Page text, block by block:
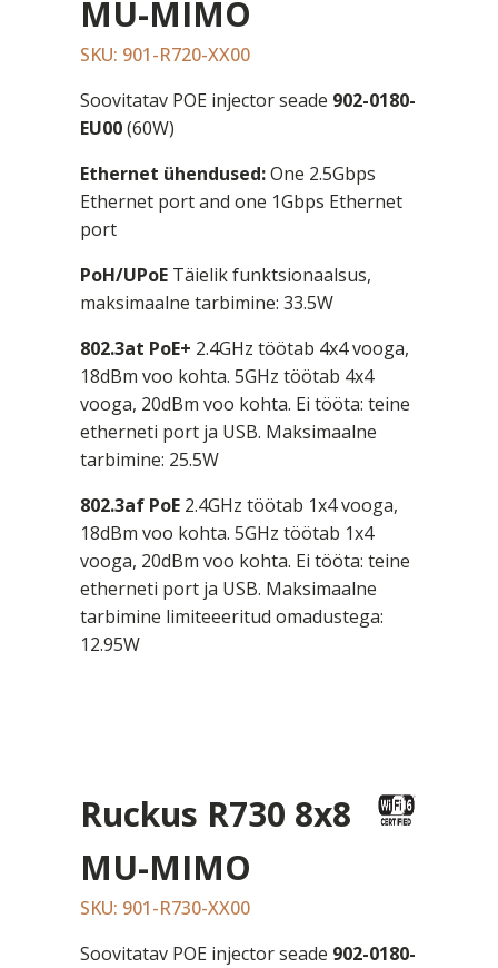
MU-MIMO
SKU: 901-R720-XX00
Soovitatav POE injector seade 902-0180-
EU00(60W)
Ethernet ühendused:One 2.5Gbps
Ethernet port and one 1Gbps Ethernet
port
PoH/UPoE Täielik funktsionaalsus,
maksimaalne tarbimine: 33.5W
802.3at PoE+ 2.4GHz töötab 4x4 vooga,
18dBm voo kohta. 5GHz töötab 4x4
vooga, 20dBm voo kohta. Ei tööta: teine
etherneti port ja USB. Maksimaalne
tarbimine: 25.5W
802.3af PoE 2.4GHz töötab 1x4 vooga,
18dBm voo kohta. 5GHz töötab 1x4
vooga, 20dBm voo kohta. Ei tööta: teine
etherneti port ja USB. Maksimaalne
tarbimine limiteeeritud omadustega:
12.95W
Ruckus R730 8x8
MU-MIMO
SKU: 901-R730-XX00
Soovitatav POE injector seade 902-0180-